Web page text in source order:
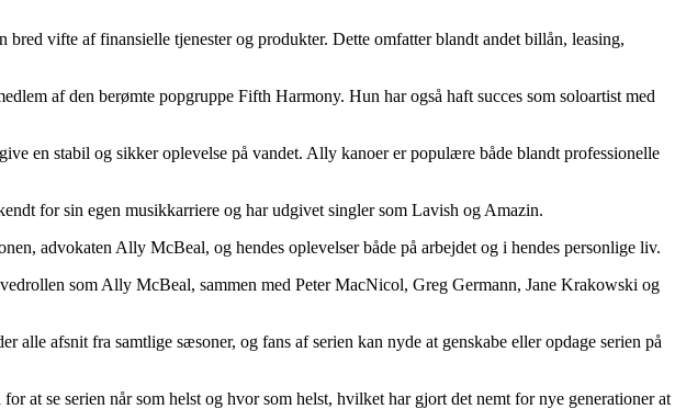
vifte af finansielle tjenester og produkter. Dette omfatter blandt andet billån, leasing,
af den berømte popgruppe Fifth Harmony. Hun har også haft succes som soloartist med
en stabil og sikker oplevelse på vandet. Ally kanoer er populære både blandt professionelle
for sin egen musikkarriere og har udgivet singler som Lavish og Amazin.
advokaten Ally McBeal, og hendes oplevelser både på arbejdet og i hendes personlige liv.
som Ally McBeal, sammen med Peter MacNicol, Greg Germann, Jane Krakowski og
afsnit fra samtlige sæsoner, og fans af serien kan nyde at genskabe eller opdage serien på
se serien når som helst og hvor som helst, hvilket har gjort det nemt for nye generationer at